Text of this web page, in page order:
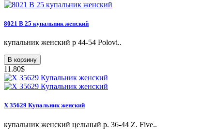
8021 B 25 купальник женский
купальник женский p 44-54 Polovi..
В корзину
11.80$
X 35629 Купальник женский
купальник женский цельный p. 36-44 Z. Five..